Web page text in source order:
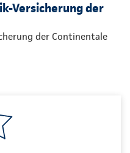
Versicherung der
der Continentale